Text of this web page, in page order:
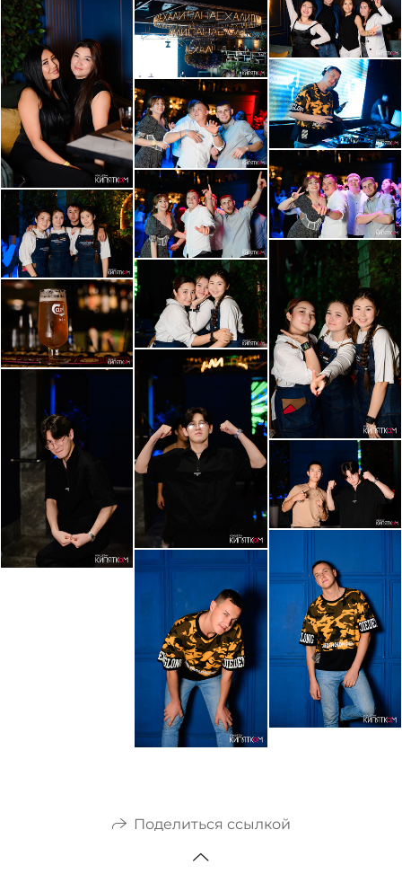
Поделиться ссылкой